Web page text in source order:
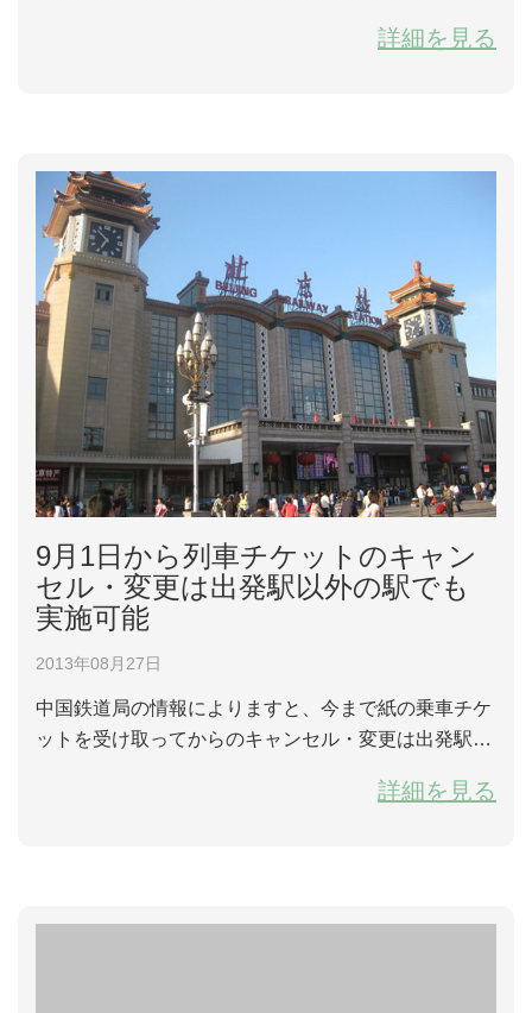
会が見られます。 第十回中国（柳州・三江）トン族多
年の歴史もあります。今年の多耶節で第一回目の国...
詳細を見る
9月1日から列車チケットのキャン
セル・変更は出発駅以外の駅でも
実施可能
2013年08月27日
中国鉄道局の情報によりますと、今まで紙の乗車チケ
ットを受け取ってからのキャンセル・変更は出発駅で
ケットのキャンセル・変更は全国の駅で実施可能で
す。列車出発時間の24時間以上、48時間以内にキャン
詳細を見る